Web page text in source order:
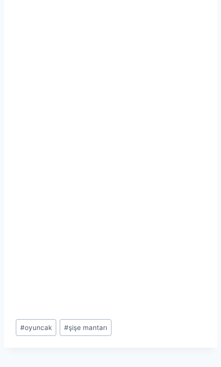
Post
Tags:
#oyuncak #şişe mantarı